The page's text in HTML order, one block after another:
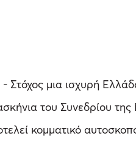
- Στόχος μια ισχυρή
του Συνεδρίου
κομματικό